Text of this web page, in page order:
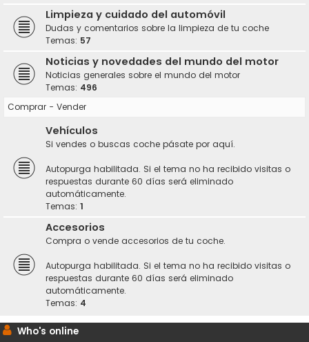
Limpieza y cuidado del automóvil
Dudas y comentarios sobre la limpieza de tu coche
Temas: 57
Noticias y novedades del mundo del motor
Noticias generales sobre el mundo del motor
Temas: 496
Comprar - Vender
Vehículos
Si vendes o buscas coche pásate por aquí.
Autopurga habilitada. Si el tema no ha recibido visitas o
respuestas durante 60 días será eliminado
automáticamente.
Temas: 1
Accesorios
Compra o vende accesorios de tu coche.
Autopurga habilitada. Si el tema no ha recibido visitas o
respuestas durante 60 días será eliminado
automáticamente.
Temas: 4
Who's online